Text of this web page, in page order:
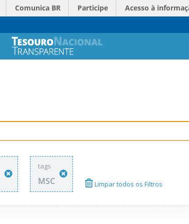
Comunica BR Participe Acesso à
tags
MSC Limpar todos os Filtros